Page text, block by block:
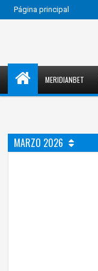
Página principal
MERIDIANBET
MARZO 2026